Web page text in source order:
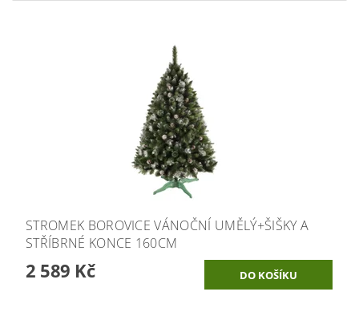
STROMEK BOROVICE VÁNOČNÍ UMĚLÝ+ŠIŠKY A
STŘÍBRNÉ KONCE 160CM
2 589 Kč